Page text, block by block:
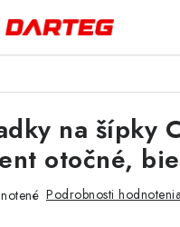
na šípky
otočné,
Podrobnosti hodnotenia